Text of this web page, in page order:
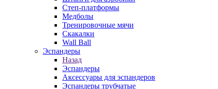
Степ-платформы
Медболы
Тренировочные мячи
Скакалки
Wall Ball
Эспандеры
Назад
Эспандеры
Аксессуары для эспандеров
Эспандеры трубчатые